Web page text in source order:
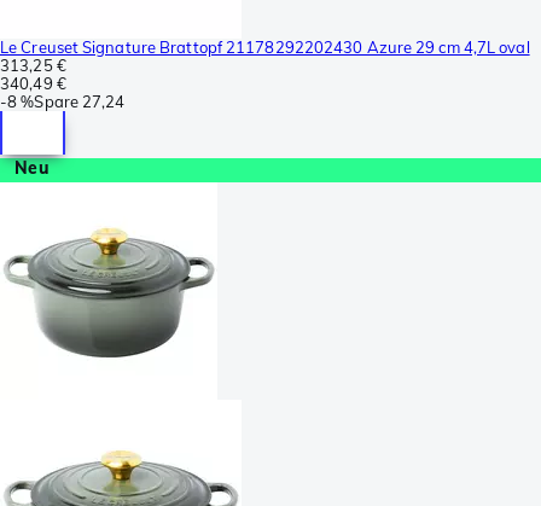
Le Creuset Signature Brattopf 21178292202430 Azure 29 cm 4,7L oval
313,25 €
340,49 €
-8 %Spare 27,24
Neu